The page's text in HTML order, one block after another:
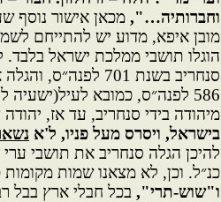
וחברותיה…", מכאן אישור נוסף
מובן איפא, מדוע יש להתייחם
סנחריב בשנת 701
586 לפנה״ס, כמובא
מיהודה בידי סנחריב, עד אז,
בישראל, ויסרס מעל פניו, ל'א
להיכן הגלה סנחריב את תושבי
כנ״ל. וכן, לא מצאנו שמות מקומות
ו"שוש-תרי", בכל חבלי ארץ בבל